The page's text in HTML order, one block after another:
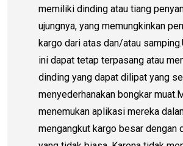
memiliki dinding atau tiang
ujungnya, yang memungkinkan
kargo dari atas dan/atau
ini dapat tetap terpasang atau
dinding yang dapat dilipat yang
menyederhanakan bongkar
menemukan aplikasi mereka
mengangkut kargo besar dengan